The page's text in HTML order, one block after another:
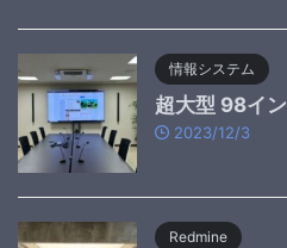
情報システム
超大型 98イ
2023/12/3
Redmine